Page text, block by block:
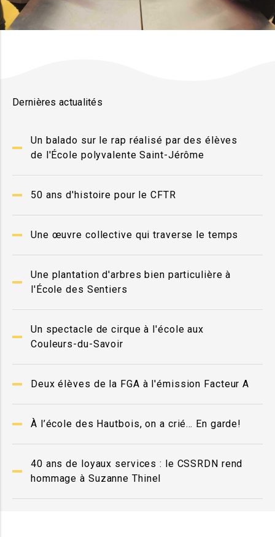
Dernières actualités
Un balado sur le rap réalisé par des élèves
de l'École polyvalente Saint-Jérôme
50 ans d'histoire pour le CFTR
Une œuvre collective qui traverse le temps
Une plantation d'arbres bien particulière à
l'École des Sentiers
Un spectacle de cirque à l'école aux
Couleurs-du-Savoir
Deux élèves de la FGA à l'émission Facteur A
À l’école des Hautbois, on a crié… En garde!
40 ans de loyaux services : le CSSRDN rend
hommage à Suzanne Thinel